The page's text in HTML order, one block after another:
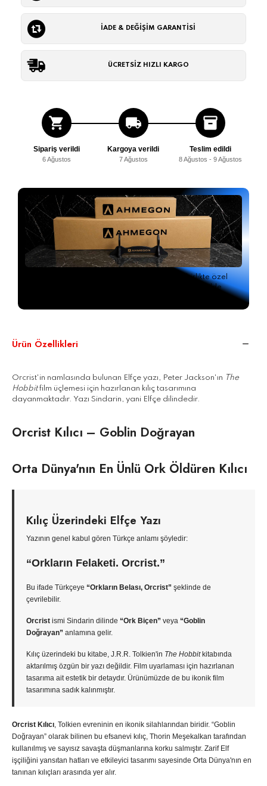
İADE & DEĞİŞİM GARANTİSİ
ÜCRETSİZ HIZLI KARGO
shopping_cart
Sipariş verildi
6 Ağustos
local_shipping
Kargoya verildi
7 Ağustos
inventory_2
Teslim edildi
8 Ağustos - 9 Ağustos
Siparişiniz, ücretsiz sergileme aparatıyla birlikte özel
kutusunda darbeye dayanıklı şekilde
Ürün Özellikleri
Orcrist'in namlasında bulunan Elfçe yazı, Peter Jackson'ın The
Hobbitfilm üçlemesi için hazırlanan kılıç tasarımına
dayanmaktadır. Yazı Sindarin, yani Elfçe dilindedir.
Orcrist Kılıcı – Goblin Doğrayan
Orta Dünya'nın En Ünlü Ork Öldüren Kılıcı
Kılıç Üzerindeki Elfçe Yazı
Yazının genel kabul gören Türkçe anlamı şöyledir:
“Orkların Felaketi. Orcrist.”
Bu ifade Türkçeye “Orkların Belası, Orcrist” şeklinde de
çevrilebilir.
Orcrist ismi Sindarin dilinde “Ork Biçen” veya “Goblin
Doğrayan” anlamına gelir.
Kılıç üzerindeki bu kitabe, J.R.R. Tolkien'in The Hobbitkitabında
aktarılmış özgün bir yazı değildir. Film uyarlaması için hazırlanan
tasarıma ait estetik bir detaydır. Ürünümüzde de bu ikonik film
tasarımına sadık kalınmıştır.
Orcrist Kılıcı , Tolkien evreninin en ikonik silahlarından biridir. “Goblin
Doğrayan” olarak bilinen bu efsanevi kılıç, Thorin Meşekalkan tarafından
kullanılmış ve sayısız savaşta düşmanlarına korku salmıştır. Zarif Elf
işçiliğini yansıtan hatları ve etkileyici tasarımı sayesinde Orta Dünya'nın en
tanınan kılıçları arasında yer alır.